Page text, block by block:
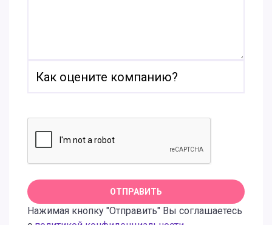
Нажимая кнопку "Отправить" Вы соглашаетесь